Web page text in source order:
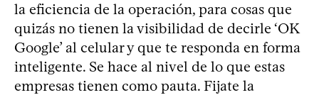
la eficiencia de la operación, para cosas que
quizás no tienen la visibilidad de decirle ‘OK
Google’ al celular y que te responda en forma
inteligente. Se hace al nivel de lo que estas
empresas tienen como pauta. Fijate la